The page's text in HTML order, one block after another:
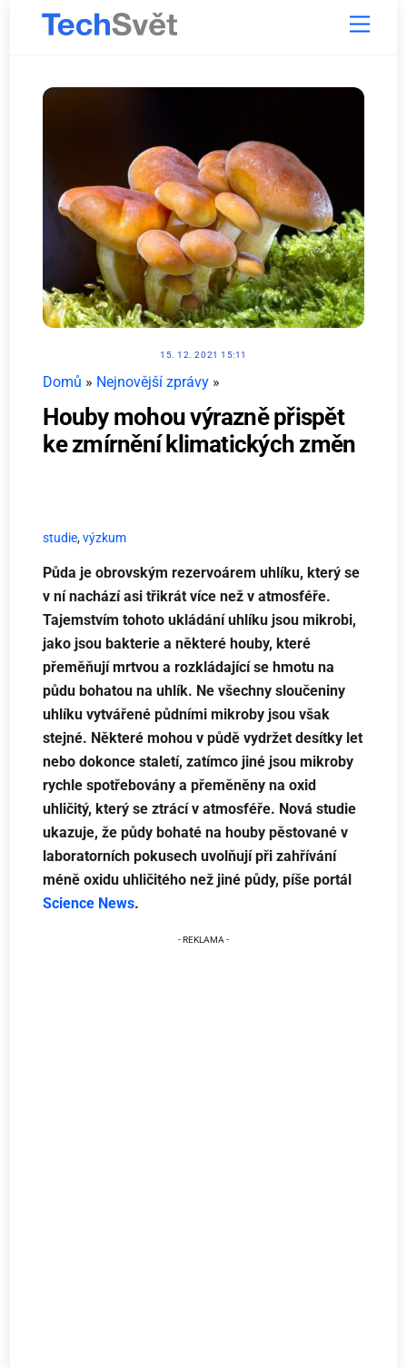
Menu
15. 12. 2021 15:11
Domů » Nejnovější zprávy »
Houby mohou výrazně přispět
ke zmírnění klimatických změn
studie,výzkum
Půda je obrovským rezervoárem uhlíku, který se
v ní nachází asi třikrát více než v atmosféře.
Tajemstvím tohoto ukládání uhlíku jsou mikrobi,
jako jsou bakterie a některé houby, které
přeměňují mrtvou a rozkládající se hmotu na
půdu bohatou na uhlík. Ne všechny sloučeniny
uhlíku vytvářené půdními mikroby jsou však
stejné. Některé mohou v půdě vydržet desítky let
nebo dokonce staletí, zatímco jiné jsou mikroby
rychle spotřebovány a přeměněny na oxid
uhličitý, který se ztrácí v atmosféře. Nová studie
ukazuje, že půdy bohaté na houby pěstované v
laboratorních pokusech uvolňují při zahřívání
méně oxidu uhličitého než jiné půdy, píše portál
Science News.